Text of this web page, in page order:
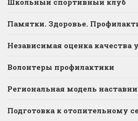
Памятки. Здоровье.
Независимая оценка качества
Волонтеры профилактики
Региональная модель
Подготовка к отопительному